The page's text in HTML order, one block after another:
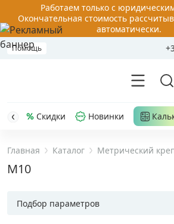
Работаем только с
Окончательная стоимость
автоматически.
Помощь
Акции
Скидки Новинки
Главная Каталог Метрический
M10
Подбор параметров